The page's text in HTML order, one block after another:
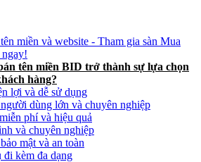
miền và website - Tham gia sàn Mua
tên miền BID trở thành sự lựa chọn
hàng?
lợi và dễ sử dụng
dùng lớn và chuyên nghiệp
phí và hiệu quả
và chuyên nghiệp
mật và an toàn
đi kèm đa dạng